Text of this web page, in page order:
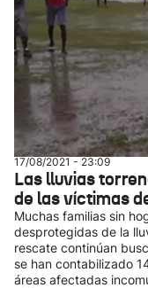
17/08/2021 - 23:09
Las lluvias
de las víctimas
Muchas familias sin
desprotegidas de la
rescate continúan
se han contabilizado
áreas afectadas